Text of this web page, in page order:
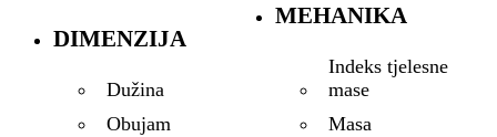
DIMENZIJA
Dužina
Obujam
MEHANIKA
Indeks tjelesne
mase
Masa